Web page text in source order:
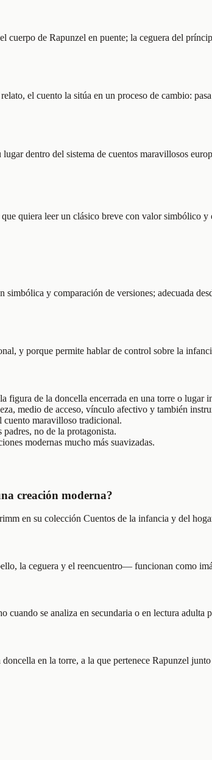
de Rapunzel en puente; la ceguera del
el cuento la sitúa en un proceso de cambio:
dentro del sistema de cuentos maravillosos
quiera leer un clásico breve con valor simbólico
y comparación de versiones; adecuada
y porque permite hablar de control sobre la
de la doncella encerrada en una torre o lugar
medio de acceso, vínculo afectivo y también
cuento maravilloso tradicional.
no de la protagonista.
modernas mucho más suavizadas.
creación moderna?
en su colección Cuentos de la infancia y del
la ceguera y el reencuentro— funcionan como
cuando se analiza en secundaria o en lectura
en la torre, a la que pertenece Rapunzel junto